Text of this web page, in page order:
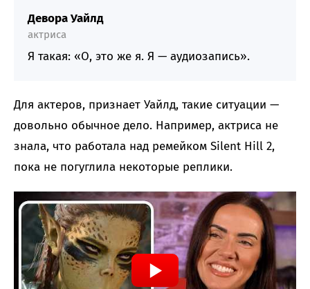
Девора Уайлд
актриса
Я такая: «О, это же я. Я — аудиозапись».
Для актеров, признает Уайлд, такие ситуации —
довольно обычное дело. Например, актриса не
знала, что работала над ремейком Silent Hill 2,
пока не погуглила некоторые реплики.